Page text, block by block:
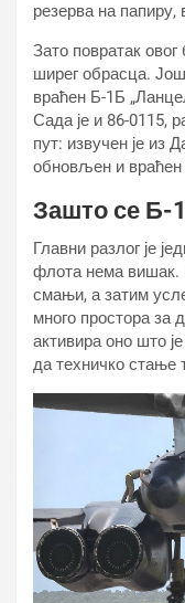
резерва на папиру,
Зато повратак
ширег обрасца.
враћен Б-1Б
Сада је и 86-0115,
пут: извучен је из
обновљен и
Зашто се Б-
Главни разлог је
флота нема вишак.
смањи, а затим
много простора за
активира оно што
да техничко стање